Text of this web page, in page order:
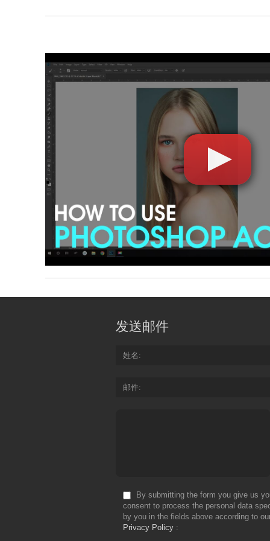
发送邮件
姓名
邮件
By submitting the form you give us
consent to process the personal data
by you in the fields above according to
Privacy Policy